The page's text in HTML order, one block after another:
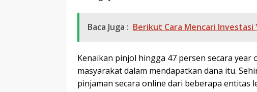
Baca Juga : Berikut Cara Mencari Investasi
Kenaikan pinjol hingga 47 persen secara
masyarakat dalam mendapatkan dana itu.
pinjaman secara online dari beberapa entitas